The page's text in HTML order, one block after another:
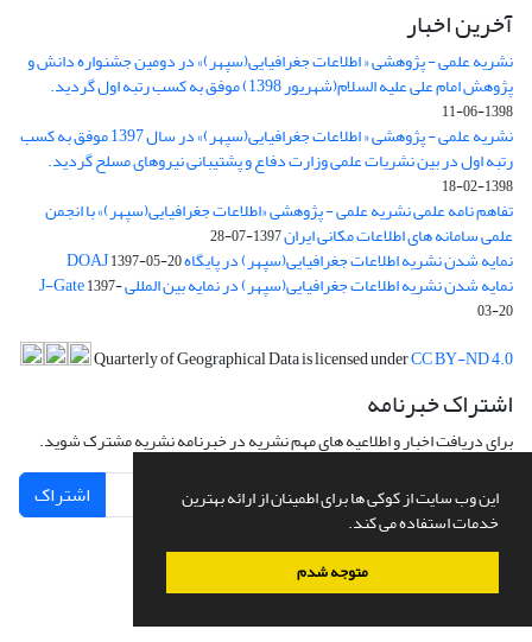
این وب سایت از کوکی ها برای اطمینان از ارائه بهترین
خدمات استفاده می کند.
متوجه شدم
آخرین اخبار
نشریه علمی - پژوهشی « اطلاعات جغرافیایی(سپهر)» در دومین جشنواره دانش و
پژوهش امام علی علیه السلام(شهریور 1398) موفق به کسب رتبه اول گردید.
1398-06-11
نشریه علمی - پژوهشی « اطلاعات جغرافیایی(سپهر)» در سال 1397 موفق به کسب
رتبه اول در بین نشریات علمی وزارت دفاع و پشتیبانی نیروهای مسلح گردید.
1398-02-18
تفاهم نامه علمی نشریه علمی - پژوهشی «اطلاعات جغرافیایی(سپهر)» با انجمن
علمی سامانه های اطلاعات مکانی ایران1397-07-28
نمایه شدن نشریه اطلاعات جغرافیایی(سپهر) در پایگاه DOAJ1397-05-20
نمایه شدن نشریه اطلاعات جغرافیایی(سپهر) در نمایه بین المللی J-Gate1397-
03-20
Quarterly of Geographical Data is licensed underCC BY-ND 4.0
اشتراک خبرنامه
برای دریافت اخبار و اطلاعیه های مهم نشریه در خبرنامه نشریه مشترک شوید.
اشتراک
سامانه مدیریت نشریات علمی.طراحی و پیاده سازی ازسیناوب